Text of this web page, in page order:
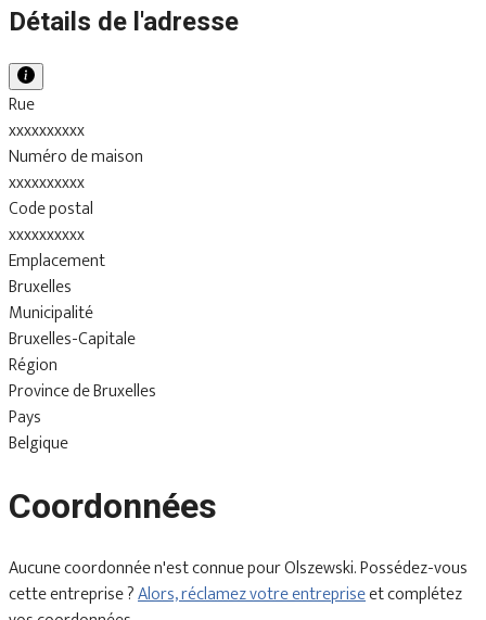
Détails de l'adresse
Rue
xxxxxxxxxx
Numéro de maison
xxxxxxxxxx
Code postal
xxxxxxxxxx
Emplacement
Bruxelles
Municipalité
Bruxelles-Capitale
Région
Province de Bruxelles
Pays
Belgique
Coordonnées
Aucune coordonnée n'est connue pour Olszewski. Possédez-vous
cette entreprise ?Alors, réclamez votre entrepriseet complétez